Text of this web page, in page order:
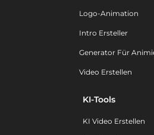
Logo-Animation
Intro Ersteller
Generator Für
Video Erstellen
KI-Tools
KI Video Erstellen